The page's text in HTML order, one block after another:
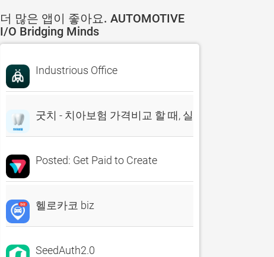
더 많은 앱이 좋아요. AUTOMOTIVE
I/O Bridging Minds
Industrious Office
굿치 - 치아보험 가격비교 할 때, 실시간 비교견적 앱
Posted: Get Paid to Create
헬로카코 biz
SeedAuth2.0